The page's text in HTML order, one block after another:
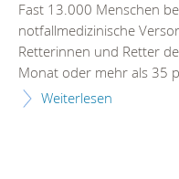
Fast 13.000 Menschen
notfallmedizinische
Retterinnen und Retter
Monat oder mehr als 35
Weiterlesen